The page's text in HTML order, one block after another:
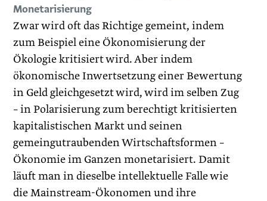
Monetarisierung
Zwar wird oft das Richtige gemeint, indem
zum Beispiel eine Ökonomisierung der
Ökologie kritisiert wird. Aber indem
ökonomische Inwertsetzung einer Bewertung
in Geld gleichgesetzt wird, wird im selben Zug
– in Polarisierung zum berechtigt kritisierten
kapi­talistischen Markt und seinen
gemeingutraubenden Wirtschaftsformen –
Ökonomie im Ganzen monetarisiert. Damit
läuft man in dieselbe intellektuelle Falle wie
die Mainstream-Ökonomen und ihre